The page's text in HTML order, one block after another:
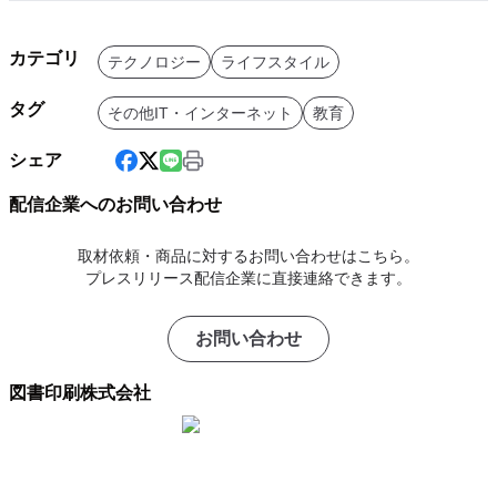
カテゴリ テクノロジー ライフスタイル
タグ その他IT・インターネット 教育
シェア
配信企業へのお問い合わせ
取材依頼・商品に対するお問い合わせはこちら。
プレスリリース配信企業に直接連絡できます。
お問い合わせ
図書印刷株式会社